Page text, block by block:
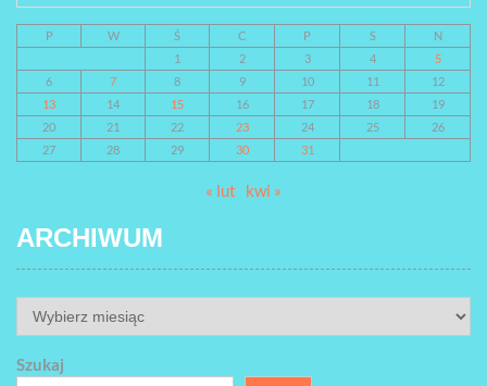
P W Ś C P S
N
1
2 3 4
5
6
7 8 9 10 11
12
13
14 15 16 17 18
19
20
21 22 23 24 25
26
27
28 29 30 31
« lut kwi »
ARCHIWUM
ARCHIWUM
Szukaj